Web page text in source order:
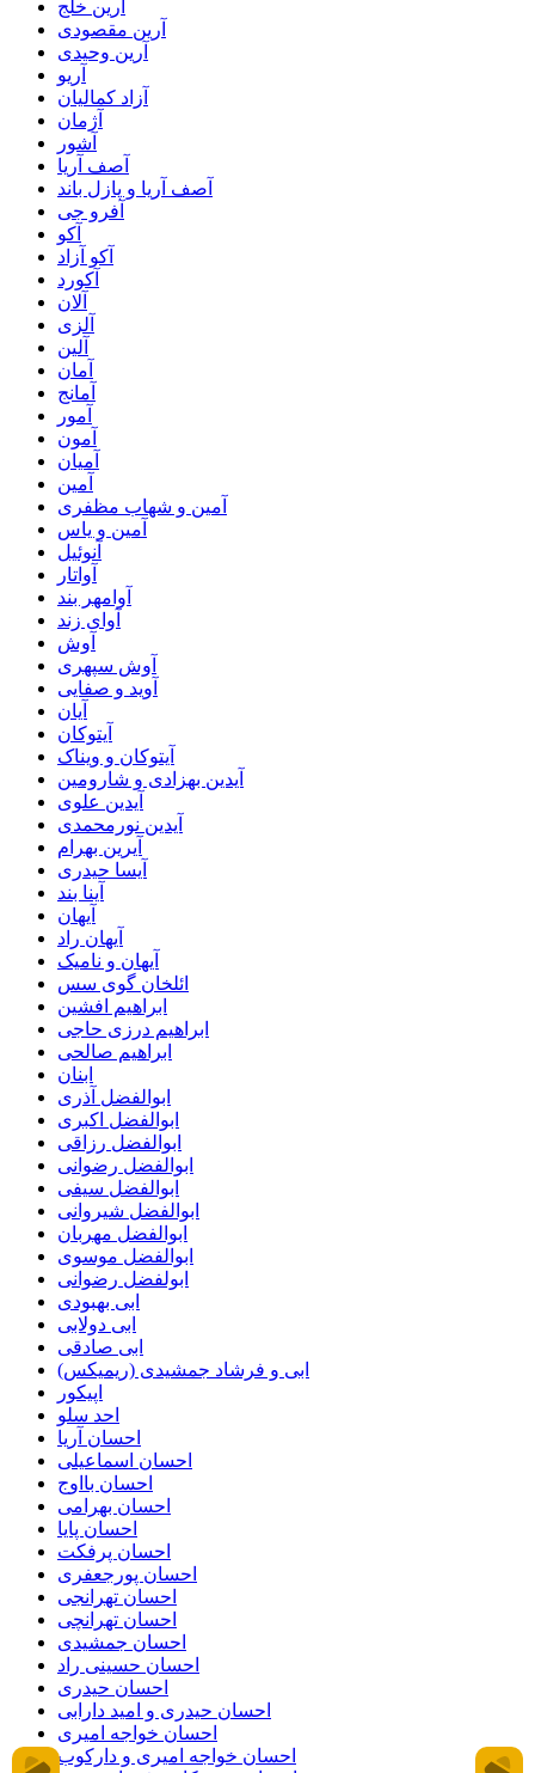
آرین خلج
آرین مقصودی
آرین وحیدی
آریو
آزاد کمالیان
آژمان
آشور
آصف آریا
آصف آریا و پازل باند
آفرو جی
آکو
آکو آزاد
آکورد
آلان
آلزی
آلین
آمان
آمانج
آمور
آمون
آمیان
آمین
آمین و شهاب مظفری
آمین و یاس
آنوئیل
آواتار
آوامهر بند
آوای زند
آوش
آوش سپهری
آوید و صفایی
آیان
آیتوکان
آیتوکان و ویناک
آیدین بهزادی و شارومین
آیدین علوی
آیدین نورمحمدی
آیرین بهرام
آیسا حیدری
آینا بند
آیهان
آیهان راد
آیهان و نامیک
ائلخان گوی سس
ابراهیم افشین
ابراهیم درزی حاجی
ابراهیم صالحی
ابنان
ابوالفضل آذری
ابوالفضل اکبری
ابوالفضل رزاقی
ابوالفضل رضوانی
ابوالفضل سیفی
ابوالفضل شیروانی
ابوالفضل مهربان
ابوالفضل موسوی
ابولفضل رضوانی
ابی بهبودی
ابی دولابی
ابی صادقی
ابی و فرشاد جمشیدی (ریمیکس)
اپیکور
احد سلو
احسان آریا
احسان اسماعیلی
احسان بااوج
احسان بهرامی
احسان پایا
احسان پرفکت
احسان پورجعفری
احسان تهرانجی
احسان تهرانچی
احسان جمشیدی
احسان حسینی راد
احسان حیدری
احسان حیدری و امید دارابی
احسان خواجه امیری
احسان خواجه امیری و دارکوب